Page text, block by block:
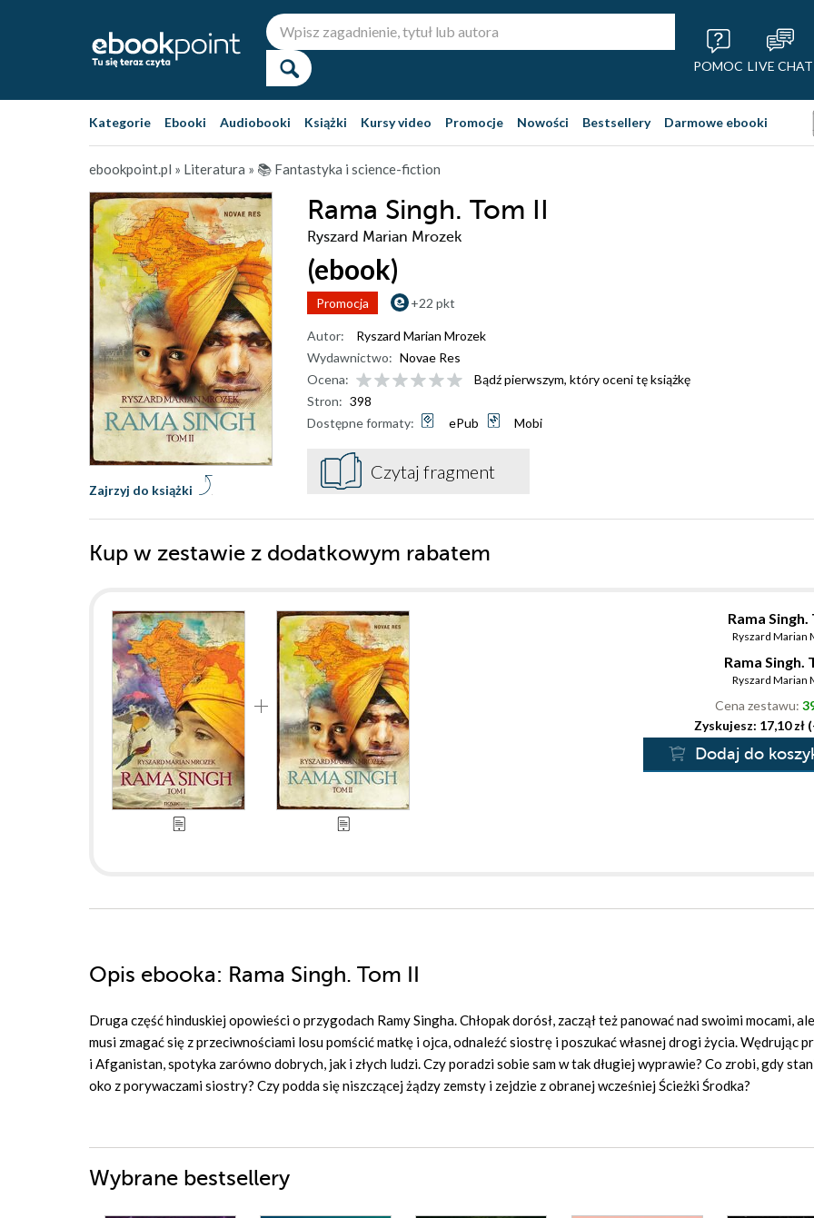
POMOC LIVE CHAT
Kategorie Ebooki Audiobooki Książki Kursy video Promocje Nowości Bestsellery Darmowe ebooki
ebookpoint.pl » Literatura » 📚 Fantastyka i science-fiction
Rama Singh. Tom II
Ryszard Marian Mrozek
(ebook)
Promocja +22 pkt
Zajrzyj do książki
Autor:
Ryszard Marian Mrozek
Wydawnictwo: Novae Res
Ocena:
Bądź pierwszym, który oceni tę książkę
Stron: 398
Dostępne formaty:
ePub Mobi
Czytaj fragment
Kup w zestawie z dodatkowym rabatem
Rama Singh.
Ryszard Marian
Rama Singh.
Ryszard Marian
Cena zestawu:
Zyskujesz: 17,10 zł
Dodaj do
Opis ebooka: Rama Singh. Tom II
Druga część hinduskiej opowieści o przygodach Ramy Singha. Chłopak dorósł, zaczął też panować nad swoimi mocami,
musi zmagać się z przeciwnościami losu pomścić matkę i ojca, odnaleźć siostrę i poszukać własnej drogi życia. Wędrując
i Afganistan, spotyka zarówno dobrych, jak i złych ludzi. Czy poradzi sobie sam w tak długiej wyprawie? Co zrobi, gdy
oko z porywaczami siostry? Czy podda się niszczącej żądzy zemsty i zejdzie z obranej wcześniej Ścieżki Środka?
Wybrane bestsellery